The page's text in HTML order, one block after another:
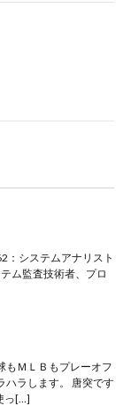
：システムアナリスト
テム監査技術者、プロ
もＭＬＢもプレーオフ
ハラします。 唐突です
っ[…]